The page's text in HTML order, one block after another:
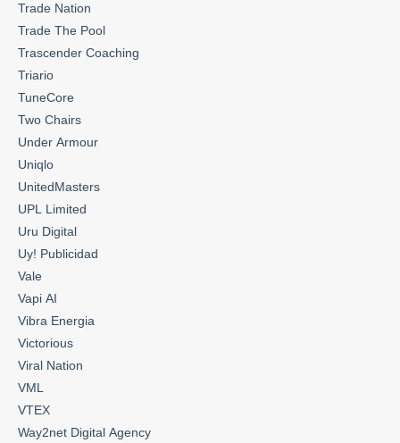
Trade Nation
Trade The Pool
Trascender Coaching
Triario
TuneCore
Two Chairs
Under Armour
Uniqlo
UnitedMasters
UPL Limited
Uru Digital
Uy! Publicidad
Vale
Vapi AI
Vibra Energia
Victorious
Viral Nation
VML
VTEX
Way2net Digital Agency